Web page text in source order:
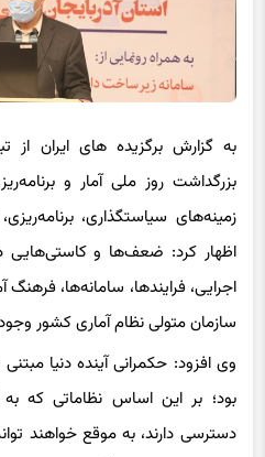
بزرگداشت روز ملی آمار و
زمینه‌های سیاستگذاری،
اظهار کرد: ضعف‌ها و
اجرایی، فرایندها، سامانه‌ها،
سازمان متولی نظام آماری کشور
وی افزود: حکمرانی آینده دنیا مبتنی
بود؛ بر این اساس نظاماتی که به
دسترسی دارند، به موقع خواهند
اما نظاماتی که به آمار دسترسی